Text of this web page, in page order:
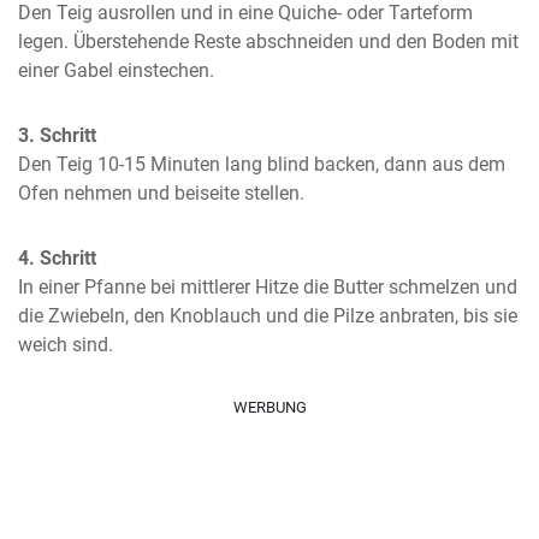
Den Teig ausrollen und in eine Quiche- oder Tarteform
legen. Überstehende Reste abschneiden und den Boden mit
einer Gabel einstechen.
3. Schritt
Den Teig 10-15 Minuten lang blind backen, dann aus dem
Ofen nehmen und beiseite stellen.
4. Schritt
In einer Pfanne bei mittlerer Hitze die Butter schmelzen und
die Zwiebeln, den Knoblauch und die Pilze anbraten, bis sie
weich sind.
WERBUNG